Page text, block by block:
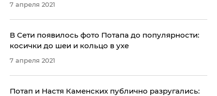
7 апреля 2021
В Сети появилось фото Потапа до популярности:
косички до шеи и кольцо в ухе
7 апреля 2021
Потап и Настя Каменских публично разругались: